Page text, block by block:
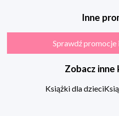
Inne
Sprawdź promocje
Zobacz
Książki dla dzieci